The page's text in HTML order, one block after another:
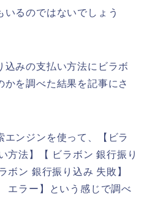
いるのではないでしょう
込みの支払い方法にビラボ
かを調べた結果を記事にさ
エンジンを使って、【ビラ
法】【 ビラボン 銀行振り
ン 銀行振り込み 失敗】
エラー】という感じで調べ